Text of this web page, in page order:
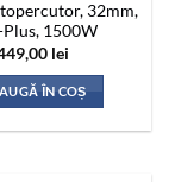
32mm,
Plus, 1500W
lei
ÎN COȘ